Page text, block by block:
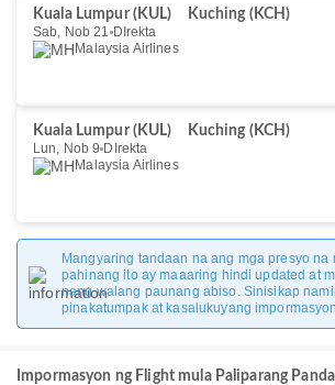
Kuala Lumpur (KUL)
Kuching (KCH)
Sab, Nob 21 DIrekta
Malaysia Airlines
Kuala Lumpur (KUL)
Kuching (KCH)
Lun, Nob 9 DIrekta
Malaysia Airlines
Mangyaring tandaan na ang mga presyo na
pahinang ito ay maaaring hindi updated at
nang walang paunang abiso. Sinisikap
pinakatumpak at kasalukuyang
Impormasyon ng Flight mula Paliparang